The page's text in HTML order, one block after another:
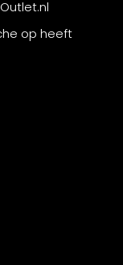
op heeft